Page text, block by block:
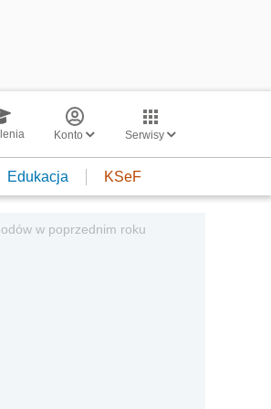
Konto Serwisy
Edukacja KSeF
w poprzednim roku